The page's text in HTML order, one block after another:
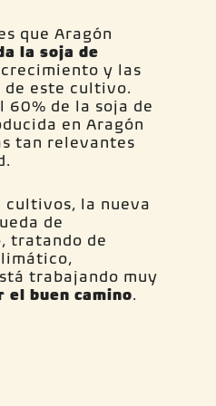
que Aragón
la soja de
y las
de este cultivo.
60% de la soja de
en Aragón
tan relevantes
la nueva
de
tratando de
trabajando muy
el buen camino.